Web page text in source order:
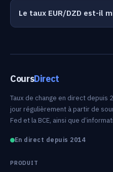
Le taux EUR/DZD est-il
CoursDirect
Taux de change en direct depuis
jour régulièrement à partir de
Fed et la BCE, ainsi que
En direct depuis 2014
PRODUIT